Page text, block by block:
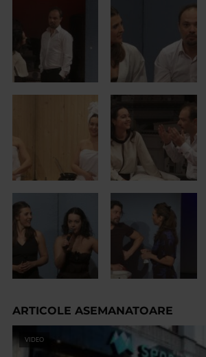
ARTICOLE ASEMANATOARE
VIDEO